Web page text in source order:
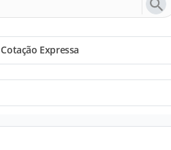
Cotação Expressa